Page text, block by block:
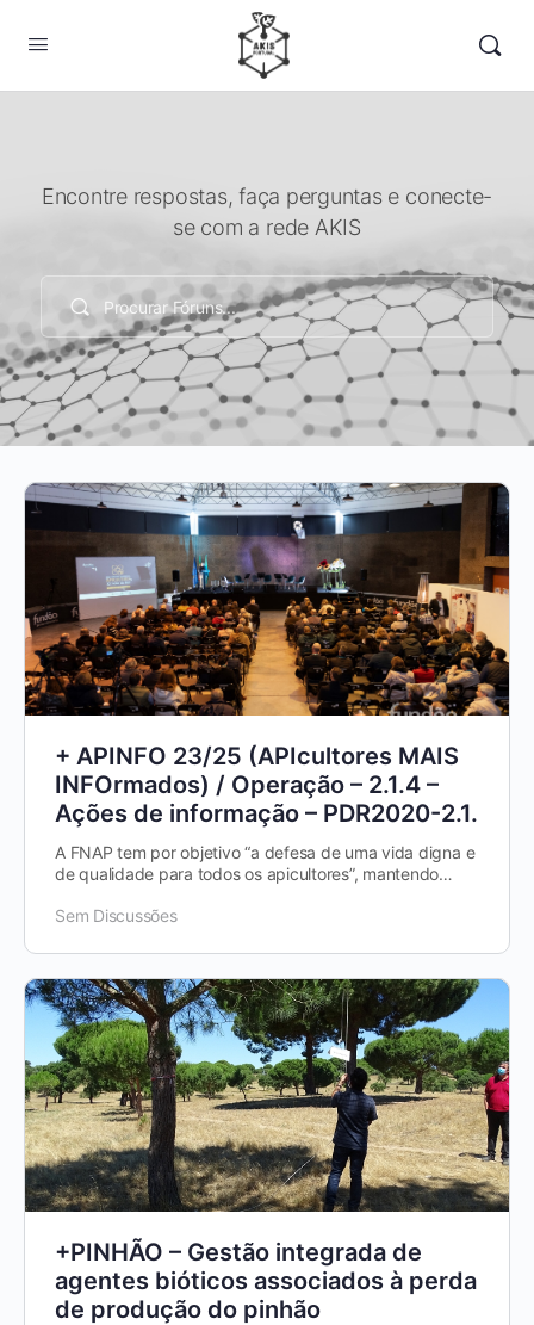
Encontre respostas, faça perguntas e conecte-
se com a rede AKIS
+ APINFO 23/25 (APIcultores MAIS
INFOrmados) / Operação – 2.1.4 –
Ações de informação – PDR2020-2.1.
A FNAP tem por objetivo “a defesa de uma vida digna e
de qualidade para todos os apicultores”, mantendo
Sem Discussões
+PINHÃO – Gestão integrada de
agentes bióticos associados à perda
de produção do pinhão